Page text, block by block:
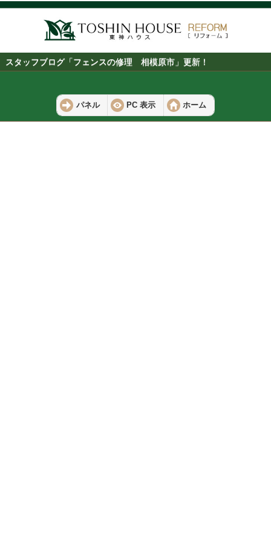
スタッフブログ「フェンスの修理 相模原市」更新！
パネル PC 表示 ホーム